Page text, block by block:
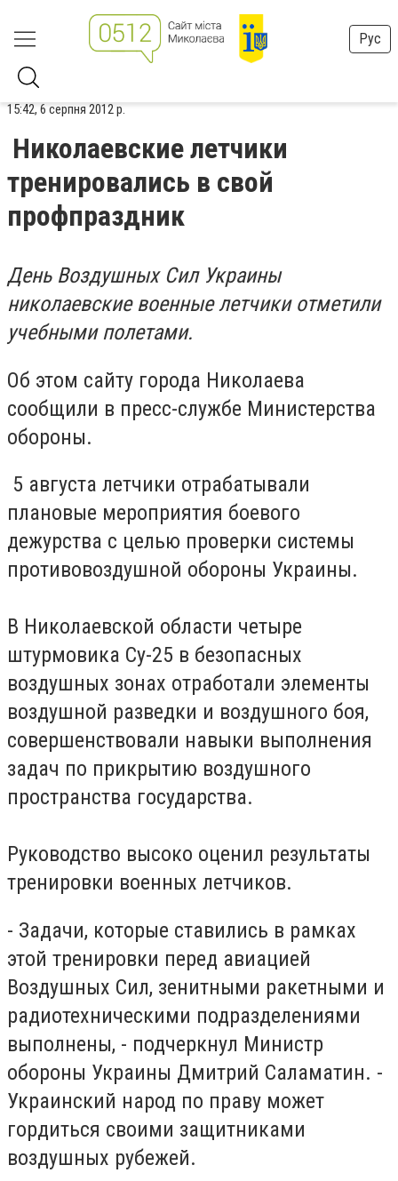
Рус
15:42, 6 серпня 2012 р.
Николаевские летчики
тренировались в свой
профпраздник
День Воздушных Сил Украины
николаевские военные летчики отметили
учебными полетами.
Об этом сайту города Николаева
сообщили в пресс-службе Министерства
обороны.
5 августа летчики отрабатывали
плановые мероприятия боевого
дежурства с целью проверки системы
противовоздушной обороны Украины.
В Николаевской области четыре
штурмовика Су-25 в безопасных
воздушных зонах отработали элементы
воздушной разведки и воздушного боя,
совершенствовали навыки выполнения
задач по прикрытию воздушного
пространства государства.
Руководство высоко оценил результаты
тренировки военных летчиков.
- Задачи, которые ставились в рамках
этой тренировки перед авиацией
Воздушных Сил, зенитными ракетными и
радиотехническими подразделениями
выполнены, - подчеркнул Министр
обороны Украины Дмитрий Саламатин. -
Украинский народ по праву может
гордиться своими защитниками
воздушных рубежей.